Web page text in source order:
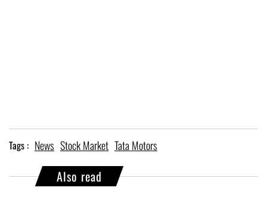
Tags : News Stock Market Tata Motors
Also read